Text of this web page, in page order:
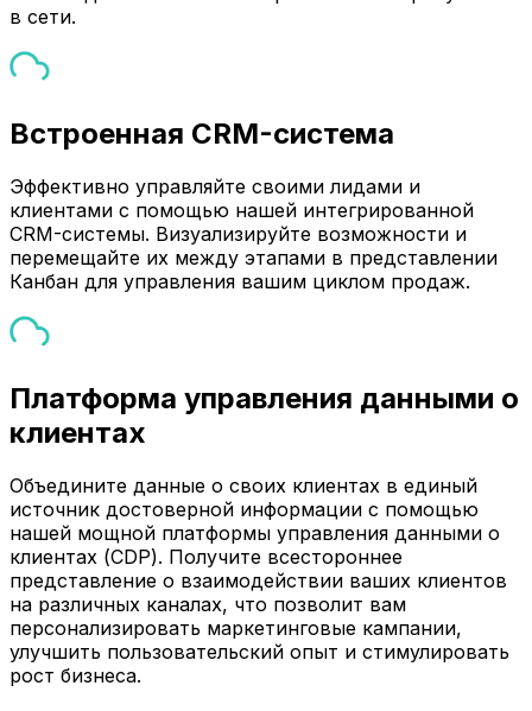
в сети.
Встроенная CRM-система
Эффективно управляйте своими лидами и
клиентами с помощью нашей интегрированной
CRM-системы. Визуализируйте возможности и
перемещайте их между этапами в представлении
Канбан для управления вашим циклом продаж.
Платформа управления данными о
клиентах
Объедините данные о своих клиентах в единый
источник достоверной информации с помощью
нашей мощной платформы управления данными о
клиентах (CDP). Получите всестороннее
представление о взаимодействии ваших клиентов
на различных каналах, что позволит вам
персонализировать маркетинговые кампании,
улучшить пользовательский опыт и стимулировать
рост бизнеса.